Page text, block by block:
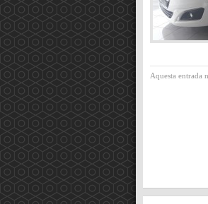
Aquesta entrada